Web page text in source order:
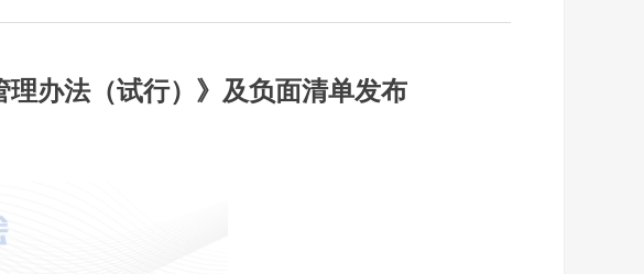
理办法（试行）》及负面清单发布